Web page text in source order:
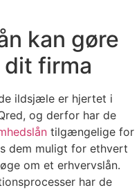
kan gøre
firma
ildsjæle er hjertet i
og derfor har de
tilgængelige for
dem muligt for ethvert
om et erhvervslån.
har de